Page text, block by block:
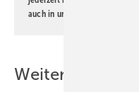
auch in unserer
Weitere Inhalte